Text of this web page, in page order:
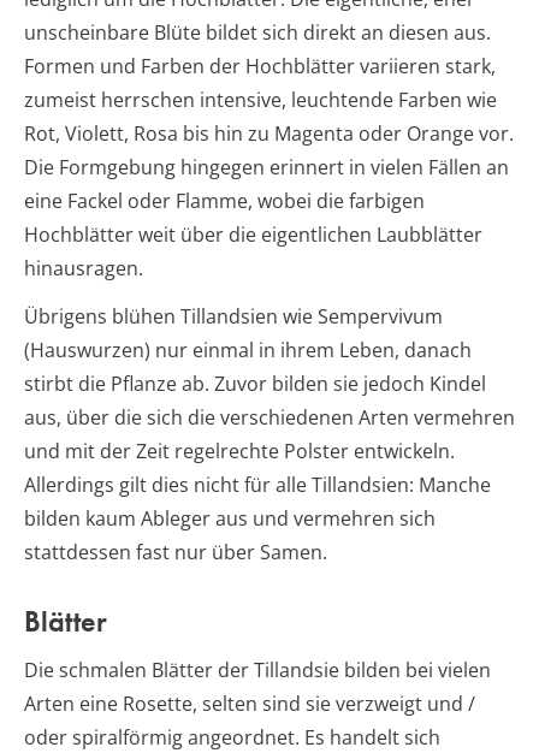
unscheinbare Blüte bildet sich direkt an diesen aus.
Formen und Farben der Hochblätter variieren stark,
zumeist herrschen intensive, leuchtende Farben wie
Rot, Violett, Rosa bis hin zu Magenta oder Orange vor.
Die Formgebung hingegen erinnert in vielen Fällen an
eine Fackel oder Flamme, wobei die farbigen
Hochblätter weit über die eigentlichen Laubblätter
hinausragen.
Übrigens blühen Tillandsien wie Sempervivum
(Hauswurzen) nur einmal in ihrem Leben, danach
stirbt die Pflanze ab. Zuvor bilden sie jedoch Kindel
aus, über die sich die verschiedenen Arten vermehren
und mit der Zeit regelrechte Polster entwickeln.
Allerdings gilt dies nicht für alle Tillandsien: Manche
bilden kaum Ableger aus und vermehren sich
stattdessen fast nur über Samen.
Blätter
Die schmalen Blätter der Tillandsie bilden bei vielen
Arten eine Rosette, selten sind sie verzweigt und /
oder spiralförmig angeordnet. Es handelt sich